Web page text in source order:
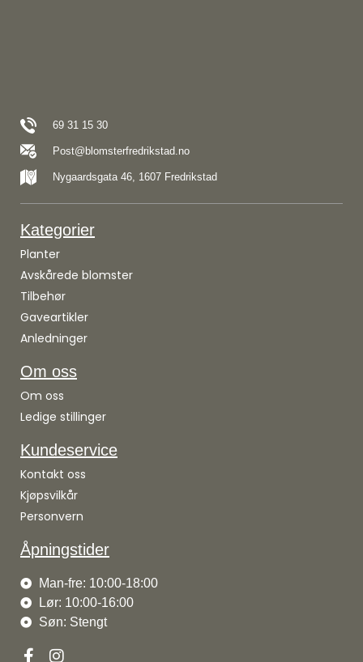
69 31 15 30
Post@blomsterfredrikstad.no
Nygaardsgata 46, 1607 Fredrikstad
Kategorier
Planter
Avskårede blomster
Tilbehør
Gaveartikler
Anledninger
Om oss
Om oss
Ledige stillinger
Kundeservice
Kontakt oss
Kjøpsvilkår
Personvern
Åpningstider
Man-fre: 10:00-18:00
Lør: 10:00-16:00
Søn: Stengt